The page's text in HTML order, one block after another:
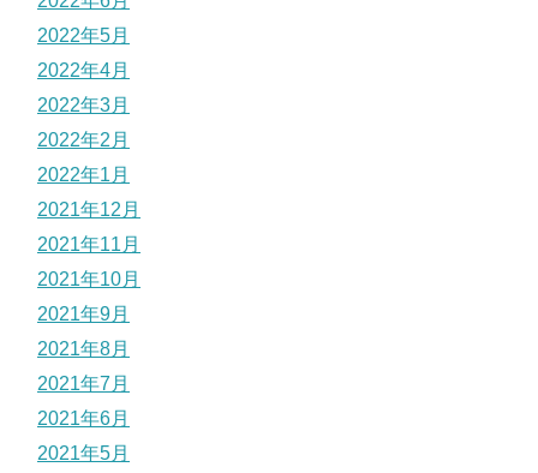
2022年5月
2022年4月
2022年3月
2022年2月
2022年1月
2021年12月
2021年11月
2021年10月
2021年9月
2021年8月
2021年7月
2021年6月
2021年5月